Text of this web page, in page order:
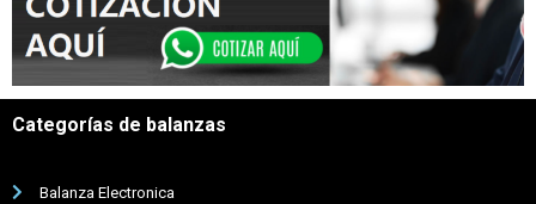
Categorías de balanzas
Balanza Electronica